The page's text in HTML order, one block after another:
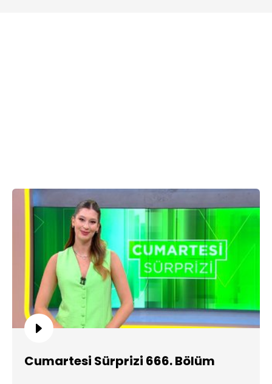
Cumartesi Sürprizi 666. Bölüm